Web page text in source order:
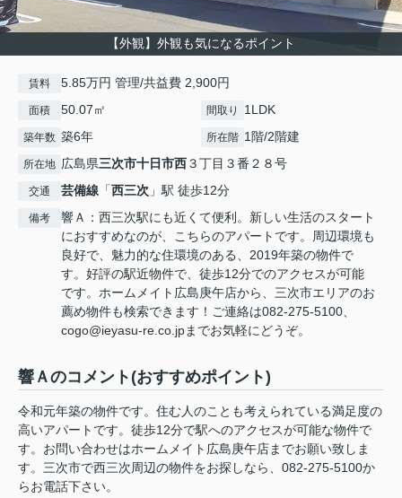
【外観】外観も気になるポイント
賃料 5.85万円 管理/共益費 2,900円
面積 50.07㎡ 間取り 1LDK
築年数 築6年 所在階 1階/2階建
所在地 広島県三次市十日市西３丁目３番２８号
交通 芸備線 「西三次 」駅 徒歩12分
備考
響Ａ：西三次駅にも近くて便利。新しい生活のスタート
におすすめなのが、こちらのアパートです。周辺環境も
良好で、魅力的な住環境のある、2019年築の物件で
す。好評の駅近物件で、徒歩12分でのアクセスが可能
です。ホームメイト広島庚午店から、三次市エリアのお
薦め物件も検索できます！ご連絡は082-275-5100、
cogo@ieyasu-re.co.jpまでお気軽にどうぞ。
響Ａのコメント(おすすめポイント)
令和元年築の物件です。住む人のことも考えられている満足度の
高いアパートです。徒歩12分で駅へのアクセスが可能な物件で
す。お問い合わせはホームメイト広島庚午店までお願い致しま
す。三次市で西三次周辺の物件をお探しなら、082-275-5100か
らお電話下さい。